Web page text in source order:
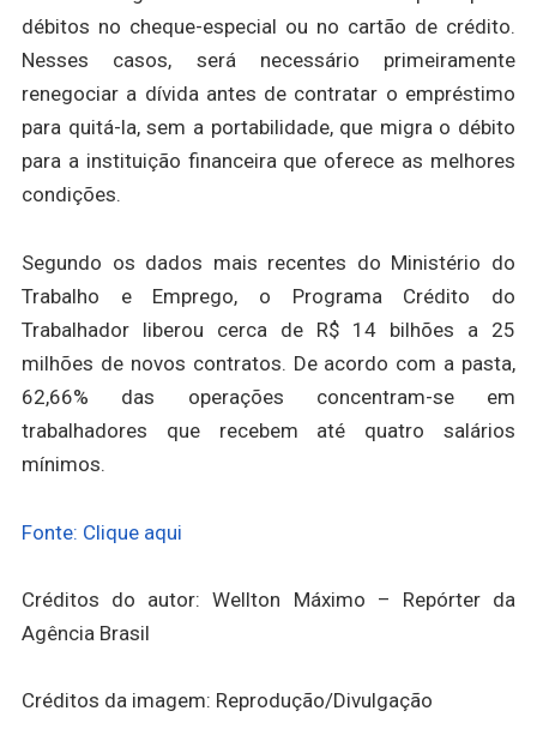
débitos no cheque-especial ou no cartão de crédito.
Nesses casos, será necessário primeiramente
renegociar a dívida antes de contratar o empréstimo
para quitá-la, sem a portabilidade, que migra o débito
para a instituição financeira que oferece as melhores
condições.
Segundo os dados mais recentes do Ministério do
Trabalho e Emprego, o Programa Crédito do
Trabalhador liberou cerca de R$ 14 bilhões a 25
milhões de novos contratos. De acordo com a pasta,
62,66% das operações concentram-se em
trabalhadores que recebem até quatro salários
mínimos.
Fonte: Clique aqui
Créditos do autor: Wellton Máximo – Repórter da
Agência Brasil
Créditos da imagem: Reprodução/Divulgação